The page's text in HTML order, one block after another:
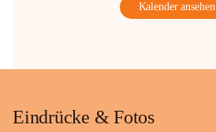
Kalender ansehen
Eindrücke & Fotos